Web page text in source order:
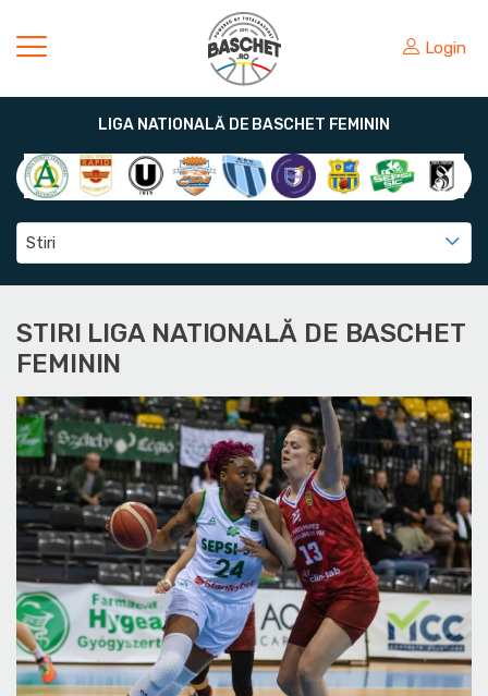
Login
LIGA NATIONALĂ DE BASCHET FEMININ
Stiri
STIRI LIGA NATIONALĂ DE BASCHET
FEMININ